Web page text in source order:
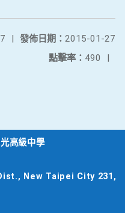
發佈日期： 2015-01-27
|
點擊率： 490 |
高級中學
New Taipei City 231,